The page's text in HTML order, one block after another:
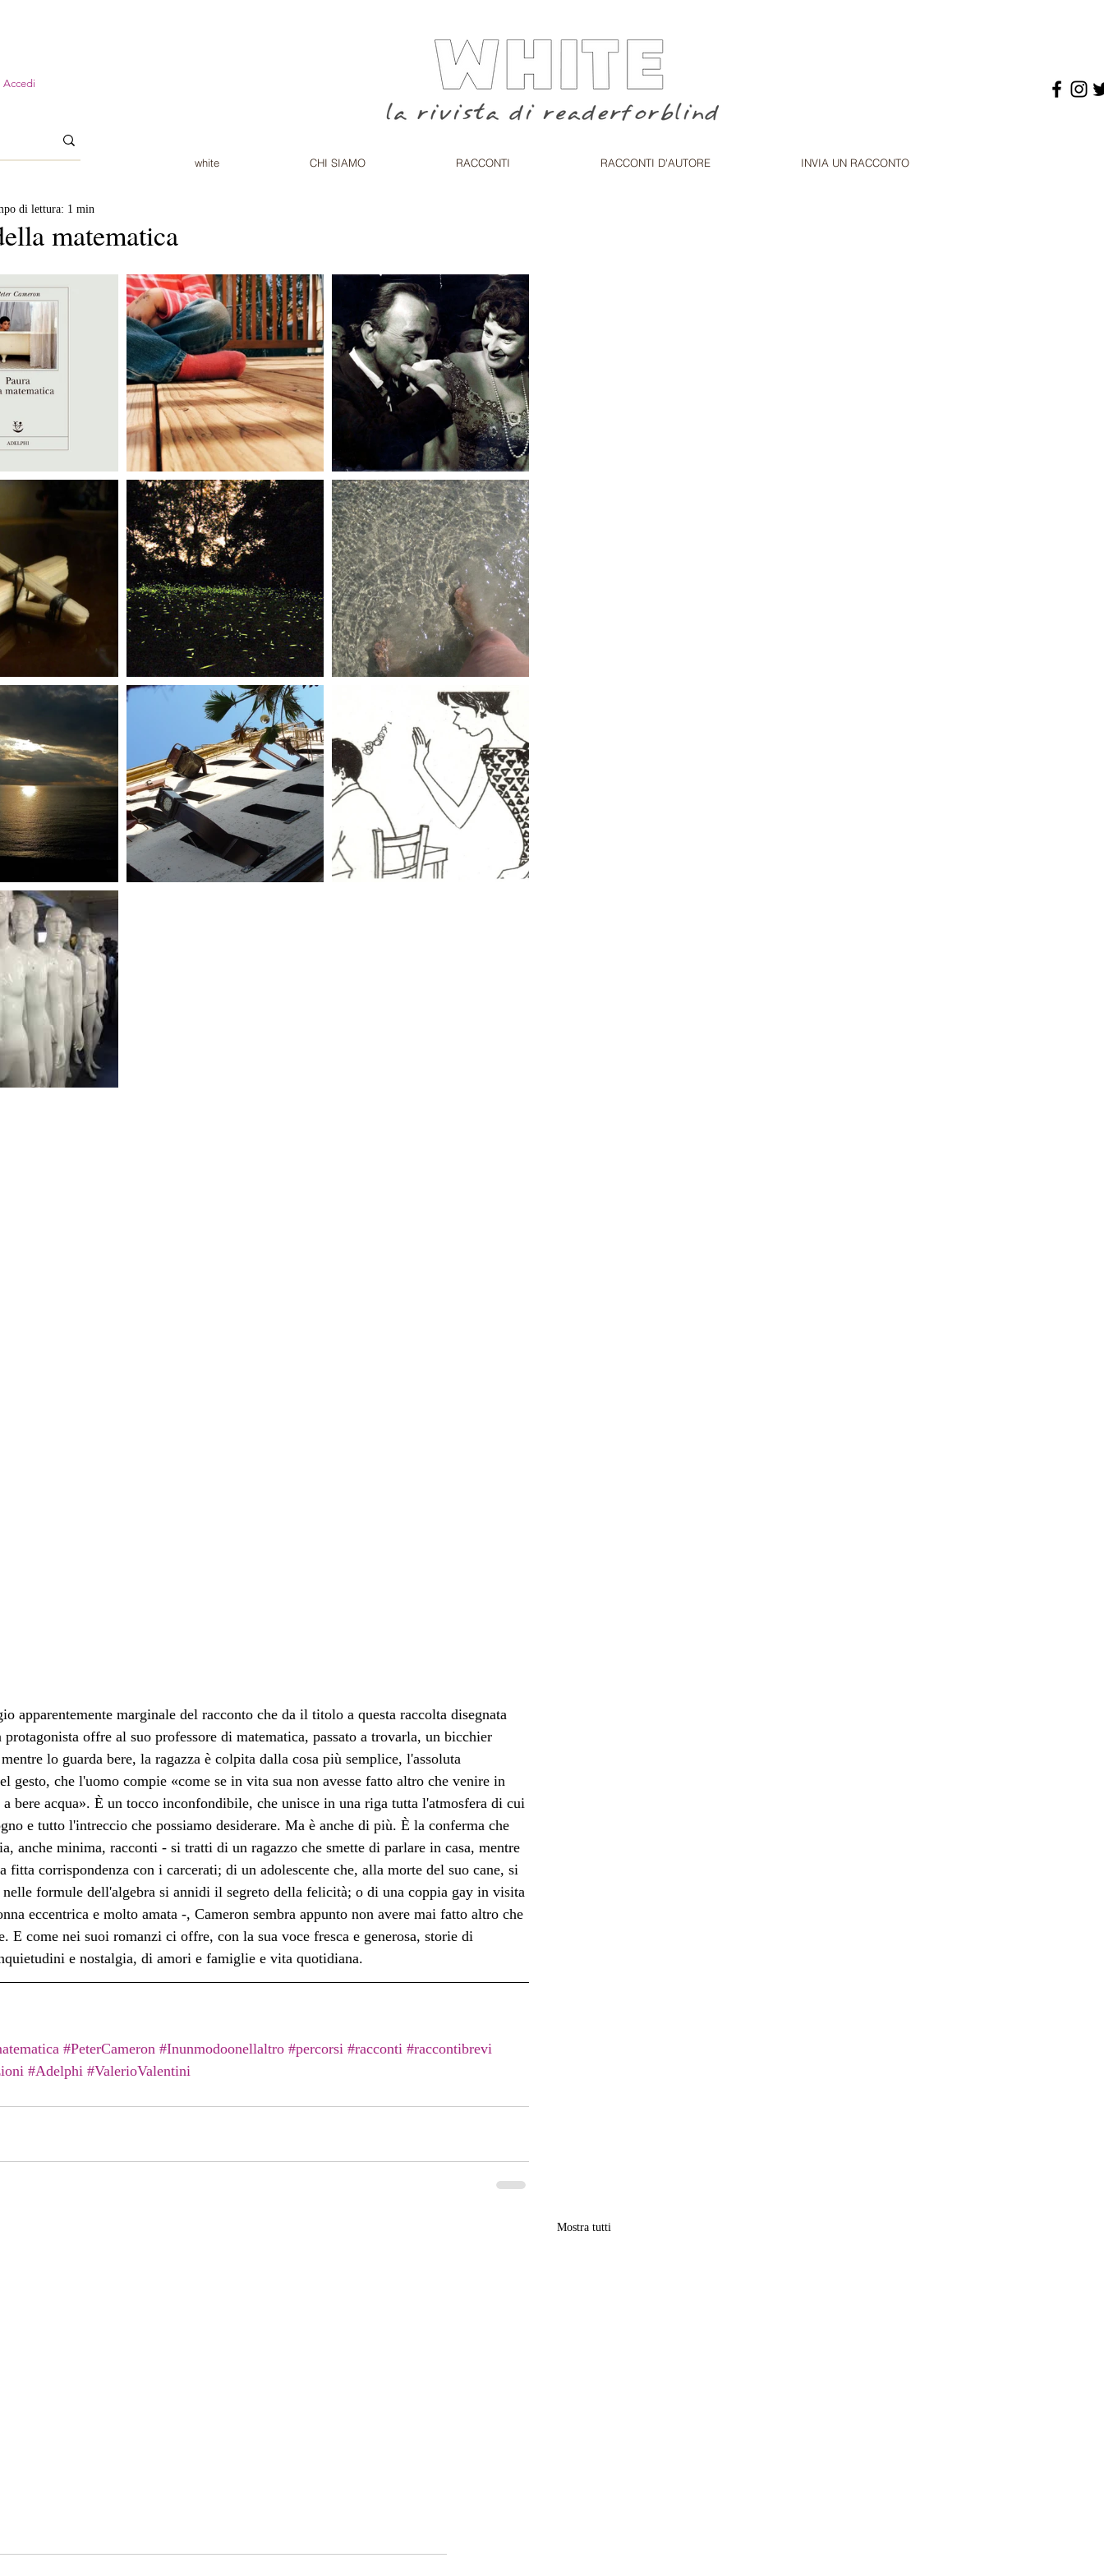
Accedi
white CHI SIAMO RACCONTI RACCONTI D'AUTORE INVIA UN RACCONTO
matematica
di lettura: 1 min
apparentemente marginale del racconto che da il titolo a questa raccolta disegnata
protagonista offre al suo professore di matematica, passato a trovarla, un bicchier
lo guarda bere, la ragazza è colpita dalla cosa più semplice, l'assoluta
gesto, che l'uomo compie «come se in vita sua non avesse fatto altro che venire in
a bere acqua». È un tocco inconfondibile, che unisce in una riga tutta l'atmosfera di cui
e tutto l'intreccio che possiamo desiderare. Ma è anche di più. È la conferma che
anche minima, racconti - si tratti di un ragazzo che smette di parlare in casa, mentre
fitta corrispondenza con i carcerati; di un adolescente che, alla morte del suo cane, si
nelle formule dell'algebra si annidi il segreto della felicità; o di una coppia gay in visita
eccentrica e molto amata -, Cameron sembra appunto non avere mai fatto altro che
E come nei suoi romanzi ci offre, con la sua voce fresca e generosa, storie di
e nostalgia, di amori e famiglie e vita quotidiana.
#PeterCameron #Inunmodoonellaltro #percorsi #racconti #raccontibrevi
#Adelphi #ValerioValentini
Mostra tutti